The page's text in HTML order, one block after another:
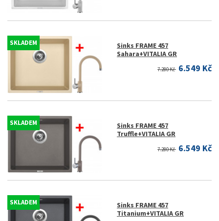
SKLADEM
Sinks FRAME 457
Sahara+VITALIA GR
7.280 Kč 6.549 Kč
SKLADEM
Sinks FRAME 457
Truffle+VITALIA GR
7.280 Kč 6.549 Kč
SKLADEM
Sinks FRAME 457
Titanium+VITALIA GR